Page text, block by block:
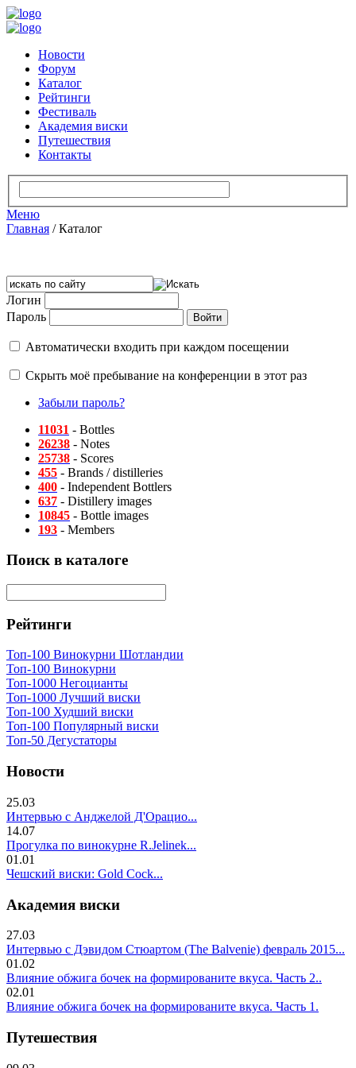
Новости
Форум
Каталог
Рейтинги
Фестиваль
Академия виски
Путешествия
Контакты
Меню
Главная /Каталог
Логин
Пароль
Автоматически входить при каждом посещении
Скрыть моё пребывание на конференции в этот раз
Забыли пароль?
11031 - Bottles
26238 - Notes
25738 - Scores
455 - Brands / distilleries
400 - Independent Bottlers
637 - Distillery images
10845 - Bottle images
193 - Members
Поиск в каталоге
Рейтинги
Топ-100 Винокурни Шотландии
Топ-100 Винокурни
Топ-1000 Негоцианты
Топ-1000 Лучший виски
Топ-100 Худший виски
Топ-100 Популярный виски
Топ-50 Дегустаторы
Новости
25.03
Интервью с Анджелой Д'Орацио...
14.07
Прогулка по винокурне R.Jelinek...
01.01
Чешский виски: Gold Cock...
Академия виски
27.03
Интервью с Дэвидом Стюартом (The Balvenie) февраль 2015...
01.02
Влияние обжига бочек на формированите вкуса. Часть 2..
02.01
Влияние обжига бочек на формированите вкуса. Часть 1.
Путешествия